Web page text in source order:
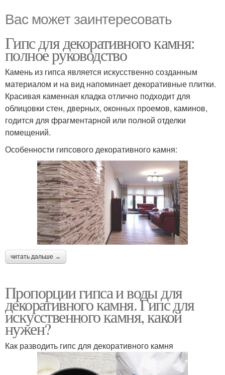
Вас может заинтересовать
Гипс для декоративного камня:
полное руководство
Камень из гипса является искусственно созданным
материалом и на вид напоминает декоративные плитки.
Красивая каменная кладка отлично подходит для
облицовки стен, дверных, оконных проемов, каминов,
годится для фрагментарной или полной отделки
помещений.
Особенности гипсового декоративного камня:
читать дальше →
Пропорции гипса и воды для
декоративного камня. Гипс для
искусственного камня, какой
нужен?
Как разводить гипс для декоративного камня